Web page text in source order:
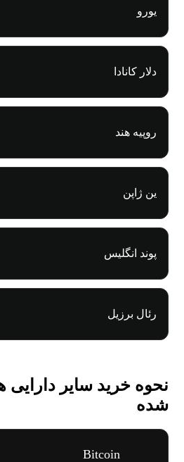
یورو
دلار کانادا
روپیه هند
ین ژاپن
پوند انگلیس
رئال برزیل
نحوه خرید سایر دارایی
شده
Bitcoin